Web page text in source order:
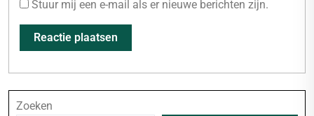
Stuur mij een e-mail als er nieuwe berichten zijn.
Zoeken